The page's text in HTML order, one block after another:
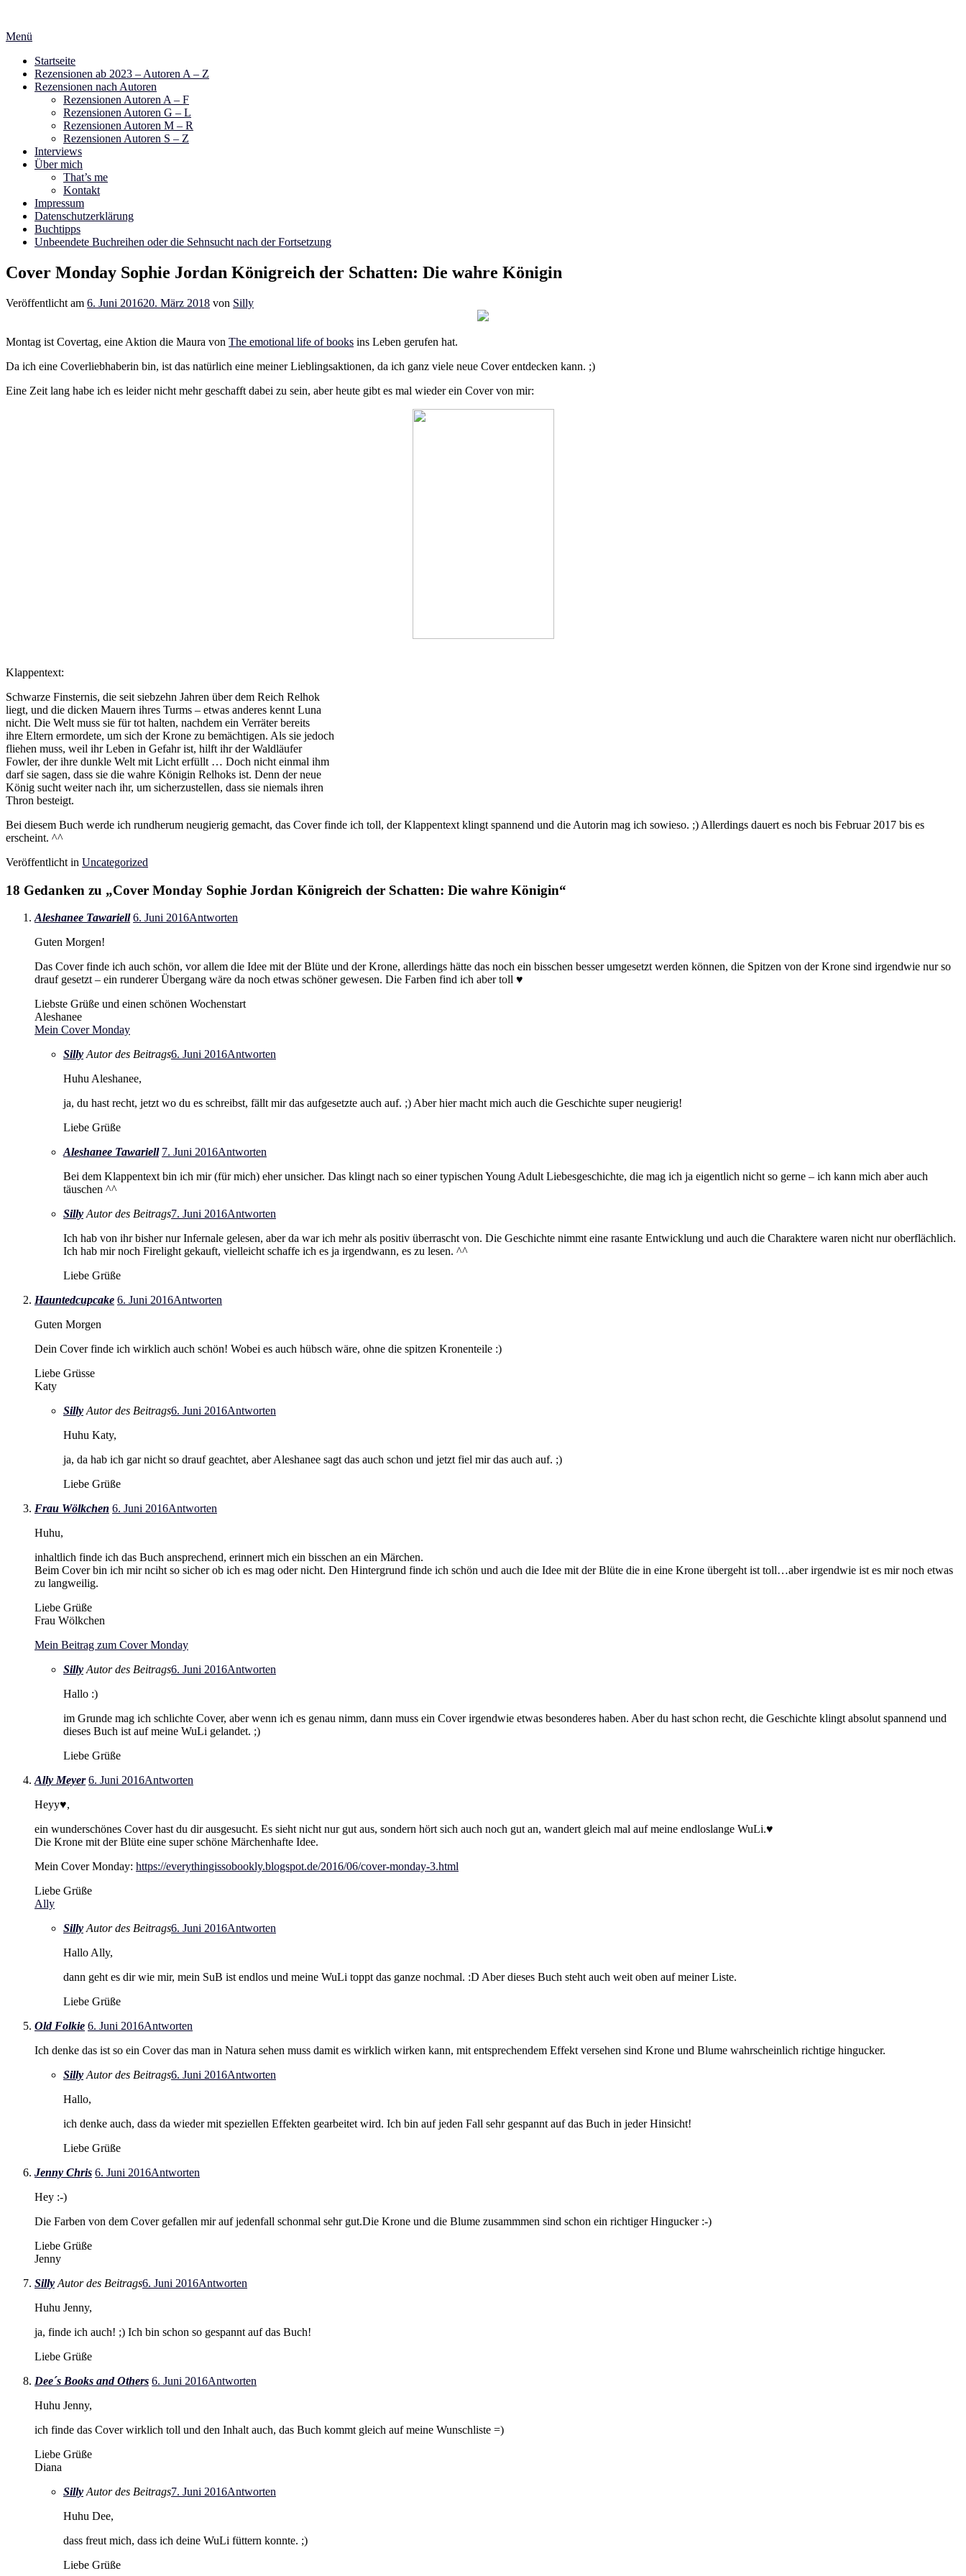
springen
Menü
Startseite
Rezensionen ab 2023 – Autoren A – Z
Rezensionen nach Autoren
Rezensionen Autoren A – F
Rezensionen Autoren G – L
Rezensionen Autoren M – R
Rezensionen Autoren S – Z
Interviews
Über mich
That’s me
Kontakt
Impressum
Datenschutzerklärung
Buchtipps
Unbeendete Buchreihen oder die Sehnsucht nach der Fortsetzung
Cover Monday Sophie Jordan Königreich der Schatten: Die wahre Königin
Veröffentlicht am 6. Juni 201620. März 2018 von Silly
Montag ist Covertag, eine Aktion die Maura von The emotional life of books ins Leben gerufen hat.
Da ich eine Coverliebhaberin bin, ist das natürlich eine meiner Lieblingsaktionen, da ich ganz viele neue Cover entdecken kann. ;)
Eine Zeit lang habe ich es leider nicht mehr geschafft dabei zu sein, aber heute gibt es mal wieder ein Cover von mir:
Klappentext:
Schwarze Finsternis, die seit siebzehn Jahren über dem Reich Relhok
liegt, und die dicken Mauern ihres Turms – etwas anderes kennt Luna
nicht. Die Welt muss sie für tot halten, nachdem ein Verräter bereits
ihre Eltern ermordete, um sich der Krone zu bemächtigen. Als sie jedoch
fliehen muss, weil ihr Leben in Gefahr ist, hilft ihr der Waldläufer
Fowler, der ihre dunkle Welt mit Licht erfüllt … Doch nicht einmal ihm
darf sie sagen, dass sie die wahre Königin Relhoks ist. Denn der neue
König sucht weiter nach ihr, um sicherzustellen, dass sie niemals ihren
Thron besteigt.
Bei diesem Buch werde ich rundherum neugierig gemacht, das Cover finde ich toll, der Klappentext klingt spannend und die Autorin mag ich sowieso. ;) Allerdings dauert es noch bis Februar 2017 bis es
erscheint. ^^
Veröffentlicht in Uncategorized
18 Gedanken zu „Cover Monday Sophie Jordan Königreich der Schatten: Die wahre Königin“
Aleshanee Tawariell 6. Juni 2016Antworten
Guten Morgen!
Das Cover finde ich auch schön, vor allem die Idee mit der Blüte und der Krone, allerdings hätte das noch ein bisschen besser umgesetzt werden können, die Spitzen von der Krone sind irgendwie nur so
drauf gesetzt – ein runderer Übergang wäre da noch etwas schöner gewesen. Die Farben find ich aber toll ♥
Liebste Grüße und einen schönen Wochenstart
Aleshanee
Mein Cover Monday
Silly Autor des Beitrags6. Juni 2016Antworten
Huhu Aleshanee,
ja, du hast recht, jetzt wo du es schreibst, fällt mir das aufgesetzte auch auf. ;) Aber hier macht mich auch die Geschichte super neugierig!
Liebe Grüße
Aleshanee Tawariell 7. Juni 2016Antworten
Bei dem Klappentext bin ich mir (für mich) eher unsicher. Das klingt nach so einer typischen Young Adult Liebesgeschichte, die mag ich ja eigentlich nicht so gerne – ich kann mich aber auch
täuschen ^^
Silly Autor des Beitrags7. Juni 2016Antworten
Ich hab von ihr bisher nur Infernale gelesen, aber da war ich mehr als positiv überrascht von. Die Geschichte nimmt eine rasante Entwicklung und auch die Charaktere waren nicht nur oberflächlich.
Ich hab mir noch Firelight gekauft, vielleicht schaffe ich es ja irgendwann, es zu lesen. ^^
Liebe Grüße
Hauntedcupcake 6. Juni 2016Antworten
Guten Morgen
Dein Cover finde ich wirklich auch schön! Wobei es auch hübsch wäre, ohne die spitzen Kronenteile :)
Liebe Grüsse
Katy
Silly Autor des Beitrags6. Juni 2016Antworten
Huhu Katy,
ja, da hab ich gar nicht so drauf geachtet, aber Aleshanee sagt das auch schon und jetzt fiel mir das auch auf. ;)
Liebe Grüße
Frau Wölkchen 6. Juni 2016Antworten
Huhu,
inhaltlich finde ich das Buch ansprechend, erinnert mich ein bisschen an ein Märchen.
Beim Cover bin ich mir nciht so sicher ob ich es mag oder nicht. Den Hintergrund finde ich schön und auch die Idee mit der Blüte die in eine Krone übergeht ist toll…aber irgendwie ist es mir noch etwas
zu langweilig.
Liebe Grüße
Frau Wölkchen
Mein Beitrag zum Cover Monday
Silly Autor des Beitrags6. Juni 2016Antworten
Hallo :)
im Grunde mag ich schlichte Cover, aber wenn ich es genau nimm, dann muss ein Cover irgendwie etwas besonderes haben. Aber du hast schon recht, die Geschichte klingt absolut spannend und
dieses Buch ist auf meine WuLi gelandet. ;)
Liebe Grüße
Ally Meyer 6. Juni 2016Antworten
Heyy♥,
ein wunderschönes Cover hast du dir ausgesucht. Es sieht nicht nur gut aus, sondern hört sich auch noch gut an, wandert gleich mal auf meine endloslange WuLi.♥
Die Krone mit der Blüte eine super schöne Märchenhafte Idee.
Mein Cover Monday: https://everythingissobookly.blogspot.de/2016/06/cover-monday-3.html
Liebe Grüße
Ally
Silly Autor des Beitrags6. Juni 2016Antworten
Hallo Ally,
dann geht es dir wie mir, mein SuB ist endlos und meine WuLi toppt das ganze nochmal. :D Aber dieses Buch steht auch weit oben auf meiner Liste.
Liebe Grüße
Old Folkie 6. Juni 2016Antworten
Ich denke das ist so ein Cover das man in Natura sehen muss damit es wirklich wirken kann, mit entsprechendem Effekt versehen sind Krone und Blume wahrscheinlich richtige hingucker.
Silly Autor des Beitrags6. Juni 2016Antworten
Hallo,
ich denke auch, dass da wieder mit speziellen Effekten gearbeitet wird. Ich bin auf jeden Fall sehr gespannt auf das Buch in jeder Hinsicht!
Liebe Grüße
Jenny Chris 6. Juni 2016Antworten
Hey :-)
Die Farben von dem Cover gefallen mir auf jedenfall schonmal sehr gut.Die Krone und die Blume zusammmen sind schon ein richtiger Hingucker :-)
Liebe Grüße
Jenny
Silly Autor des Beitrags6. Juni 2016Antworten
Huhu Jenny,
ja, finde ich auch! ;) Ich bin schon so gespannt auf das Buch!
Liebe Grüße
Dee´s Books and Others 6. Juni 2016Antworten
Huhu Jenny,
ich finde das Cover wirklich toll und den Inhalt auch, das Buch kommt gleich auf meine Wunschliste =)
Liebe Grüße
Diana
Silly Autor des Beitrags7. Juni 2016Antworten
Huhu Dee,
dass freut mich, dass ich deine WuLi füttern konnte. ;)
Liebe Grüße